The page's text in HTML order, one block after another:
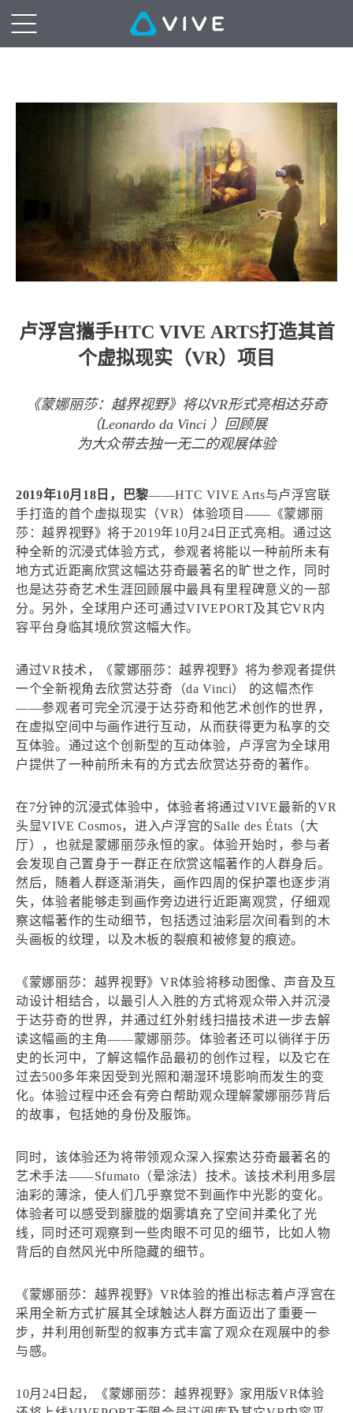
卢浮宫攜手HTC VIVE ARTS打造其首
个虚拟现实（VR）项目
《蒙娜丽莎：越界视野》将以VR形式亮相达芬奇
（Leonardo da Vinci ）回顾展
为大众带去独一无二的观展体验
2019年10月18日，巴黎——HTC VIVE Arts与卢浮宫联
手打造的首个虚拟现实（VR）体验项目——《蒙娜丽
莎：越界视野》将于2019年10月24日正式亮相。通过这
种全新的沉浸式体验方式，参观者将能以一种前所未有
地方式近距离欣赏这幅达芬奇最著名的旷世之作，同时
也是达芬奇艺术生涯回顾展中最具有里程碑意义的一部
分。另外，全球用户还可通过VIVEPORT及其它VR内
容平台身临其境欣赏这幅大作。
通过VR技术，《蒙娜丽莎：越界视野》将为参观者提供
一个全新视角去欣赏达芬奇（da Vinci） 的这幅杰作
——参观者可完全沉浸于达芬奇和他艺术创作的世界，
在虚拟空间中与画作进行互动，从而获得更为私享的交
互体验。通过这个创新型的互动体验，卢浮宫为全球用
户提供了一种前所未有的方式去欣赏达芬奇的著作。
在7分钟的沉浸式体验中，体验者将通过VIVE最新的VR
头显VIVE Cosmos，进入卢浮宫的Salle des États（大
厅），也就是蒙娜丽莎永恒的家。体验开始时，参与者
会发现自己置身于一群正在欣赏这幅著作的人群身后。
然后，随着人群逐渐消失，画作四周的保护罩也逐步消
失，体验者能够走到画作旁边进行近距离观赏，仔细观
察这幅著作的生动细节，包括透过油彩层次间看到的木
头画板的纹理，以及木板的裂痕和被修复的痕迹。
《蒙娜丽莎：越界视野》VR体验将移动图像、声音及互
动设计相结合，以最引人入胜的方式将观众带入并沉浸
于达芬奇的世界，并通过红外射线扫描技术进一步去解
读这幅画的主角——蒙娜丽莎。体验者还可以徜徉于历
史的长河中，了解这幅作品最初的创作过程，以及它在
过去500多年来因受到光照和潮湿环境影响而发生的变
化。体验过程中还会有旁白帮助观众理解蒙娜丽莎背后
的故事，包括她的身份及服饰。
同时，该体验还为将带领观众深入探索达芬奇最著名的
艺术手法——Sfumato（晕涂法）技术。该技术利用多层
油彩的薄涂，使人们几乎察觉不到画作中光影的变化。
体验者可以感受到朦胧的烟雾填充了空间并柔化了光
线，同时还可观察到一些肉眼不可见的细节，比如人物
背后的自然风光中所隐藏的细节。
《蒙娜丽莎：越界视野》VR体验的推出标志着卢浮宫在
采用全新方式扩展其全球触达人群方面迈出了重要一
步，并利用创新型的叙事方式丰富了观众在观展中的参
与感。
10月24日起，《蒙娜丽莎：越界视野》家用版VR体验